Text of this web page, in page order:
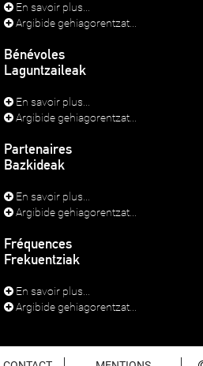
En savoir plus...
Argibide gehiagorentzat...
Bénévoles
Laguntzaileak
En savoir plus...
Argibide gehiagorentzat...
Partenaires
Bazkideak
En savoir plus...
Argibide gehiagorentzat...
Fréquences
Frekuentziak
En savoir plus...
Argibide gehiagorentzat...